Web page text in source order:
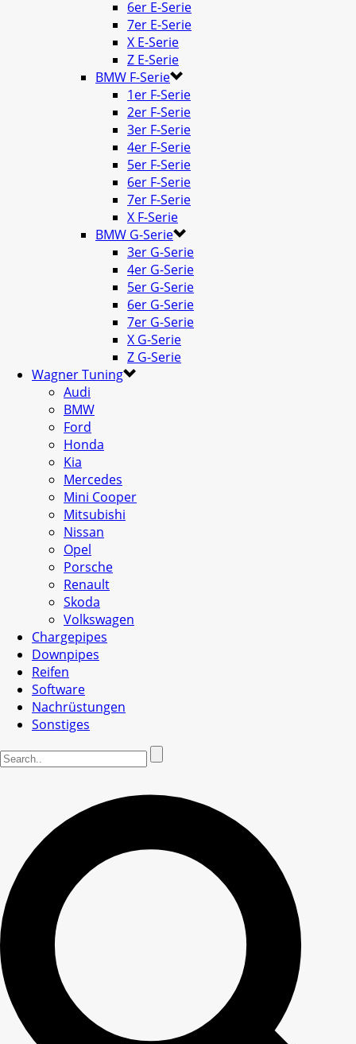
6er E-Serie
7er E-Serie
X E-Serie
Z E-Serie
BMW F-Serie
1er F-Serie
2er F-Serie
3er F-Serie
4er F-Serie
5er F-Serie
6er F-Serie
7er F-Serie
X F-Serie
BMW G-Serie
3er G-Serie
4er G-Serie
5er G-Serie
6er G-Serie
7er G-Serie
X G-Serie
Z G-Serie
Wagner Tuning
Audi
BMW
Ford
Honda
Kia
Mercedes
Mini Cooper
Mitsubishi
Nissan
Opel
Porsche
Renault
Skoda
Volkswagen
Chargepipes
Downpipes
Reifen
Software
Nachrüstungen
Sonstiges